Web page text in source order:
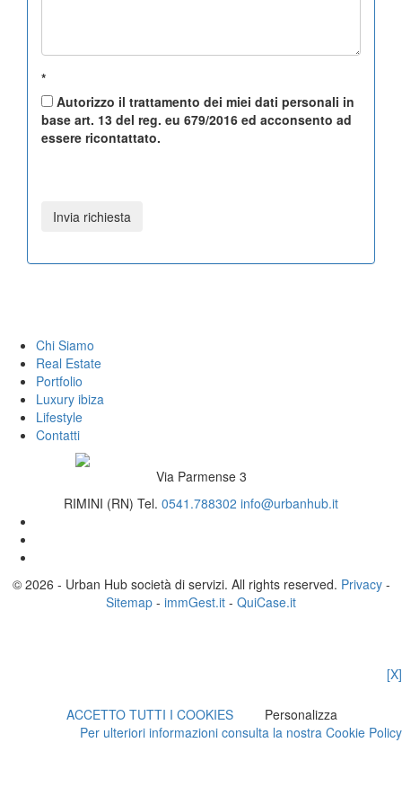
*
Autorizzo il trattamento dei miei dati personali in
base art. 13 del reg. eu 679/2016 ed acconsento ad
essere ricontattato.
Chi Siamo
Real Estate
Portfolio
Luxury ibiza
Lifestyle
Contatti
Via Parmense 3
RIMINI (RN) Tel. 0541.788302 info@urbanhub.it
© 2026 - Urban Hub società di servizi. All rights reserved. Privacy-
Sitemap - immGest.it - QuiCase.it
[X]
ACCETTO TUTTI I COOKIES
Personalizza
Per ulteriori informazioni consulta la nostra Cookie Policy